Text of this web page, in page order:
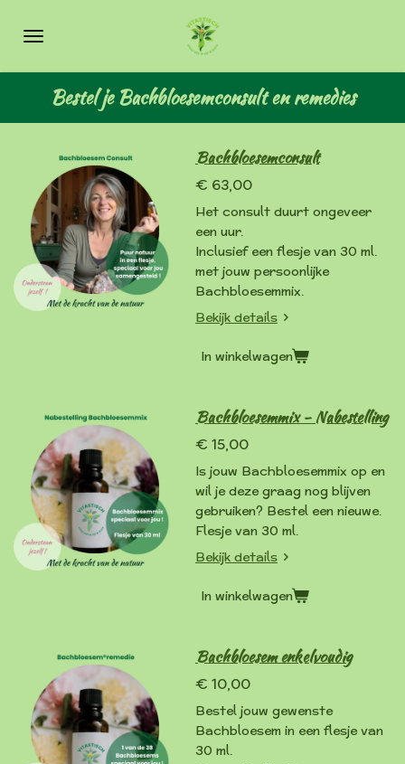
direct
hoofdinhoudBestel je Bachbloesemconsult en remedies
Bachbloesemconsult
€ 63,00
Het consult duurt ongeveer
een uur.
Inclusief een flesje van 30 ml.
met jouw persoonlijke
Bachbloesemmix.
Bekijk details
In winkelwagen
Bachbloesemmix - Nabestelling
€ 15,00
Is jouw Bachbloesemmix op en
wil je deze graag nog blijven
gebruiken? Bestel een nieuwe.
Flesje van 30 ml.
Bekijk details
In winkelwagen
Bachbloesem enkelvoudig
€ 10,00
Bestel jouw gewenste
Bachbloesem in een flesje van
30 ml.